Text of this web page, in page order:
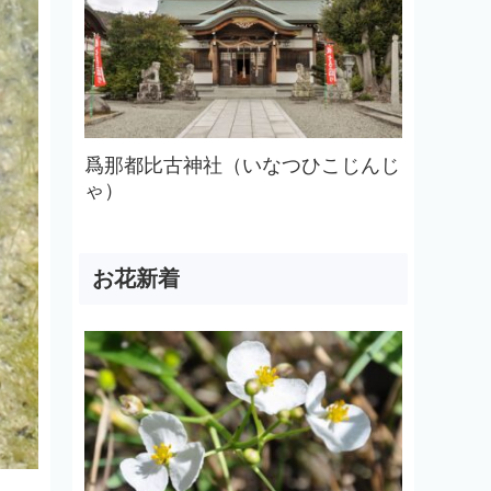
爲那都比古神社（いなつひこじんじ
ゃ）
お花新着